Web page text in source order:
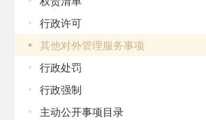
行政许可
其他对外管理服务事项
行政处罚
行政强制
主动公开事项目录